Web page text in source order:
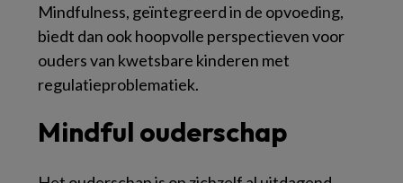
Mindfulness, geïntegreerd in de opvoeding,
biedt dan ook hoopvolle perspectieven voor
ouders van kwetsbare kinderen met
regulatieproblematiek.
Mindful ouderschap